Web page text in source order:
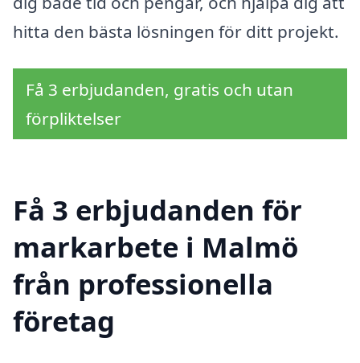
hitta den bästa lösningen för ditt projekt.
Få 3 erbjudanden, gratis och utan
förpliktelser
Få 3 erbjudanden för
markarbete i Malmö
från professionella
företag